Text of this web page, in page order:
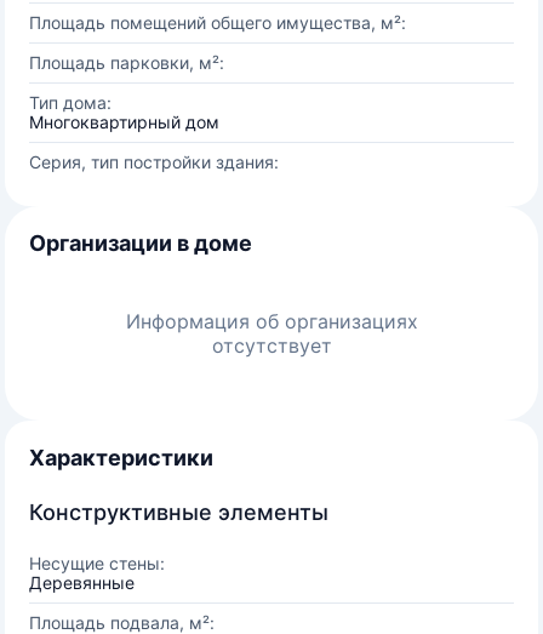
Площадь помещений общего имущества, м²:
Площадь парковки, м²:
Тип дома:
Многоквартирный дом
Серия, тип постройки здания:
Организации в доме
Информация об организациях
отсутствует
Характеристики
Конструктивные элементы
Несущие стены:
Деревянные
Площадь подвала, м²: